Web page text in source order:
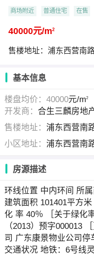
商场附近 普通住宅 在售
40000元/m2
售楼地址：浦东西营南
基本信息
楼盘均价：40000元/m2
开发商： 合生三麟房地
售楼地址：浦东西营南
小区地址：浦东西营南
房源描述
环线位置 中内环间 所
建筑面积 101401平方
化 率 40％ ［关于绿化
（2013）预字000013
司 广东康景物业公司
交通状况 地铁：6号线